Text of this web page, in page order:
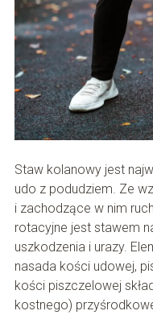
Staw kolanowy jest
udo z podudziem. Ze
i zachodzące w nim
rotacyjne jest stawem
uszkodzenia i urazy.
nasada kości udowej,
kości piszczelowej
kostnego)